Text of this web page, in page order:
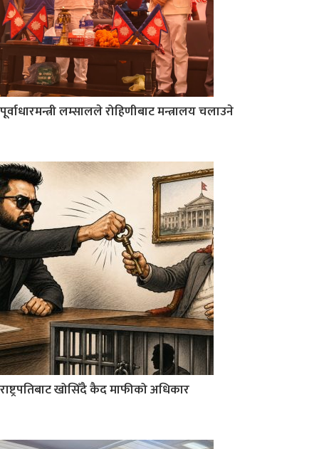
पूर्वाधारमन्त्री लम्सालले रोहिणीबाट मन्त्रालय चलाउने
राष्ट्रपतिबाट खोसिँदै कैद माफीको अधिकार